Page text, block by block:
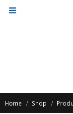
Home Shop